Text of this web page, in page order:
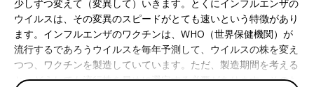
少しずつ変えて（変異して）いきます。とくにインフルエンザの
ウイルスは、その変異のスピードがとても速いという特徴があり
ます。インフルエンザのワクチンは、WHO（世界保健機関）が
流行するであろうウイルスを毎年予測して、ウイルスの株を変え
つつ、ワクチンを製造していています。ただ、製造期間を考える
と、どうしても流行株を早めに選定する必要があります。そのた